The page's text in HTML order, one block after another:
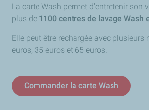
La carte Wash permet d’entretenir son
plus de 1100 centres de lavage Wash
Elle peut être rechargée avec plusieurs
euros, 35 euros et 65 euros.
Commander la carte Wash